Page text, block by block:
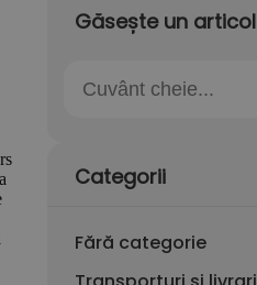
Găsește un articol
Categorii
Fără categorie